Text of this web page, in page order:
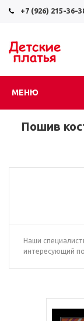
+7 (926) 215-36-
МЕНЮ
Пошив
Наши
интересующий